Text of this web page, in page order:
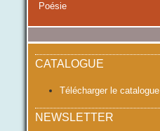
Poésie
CATALOGUE
Télécharger le catalogue
NEWSLETTER